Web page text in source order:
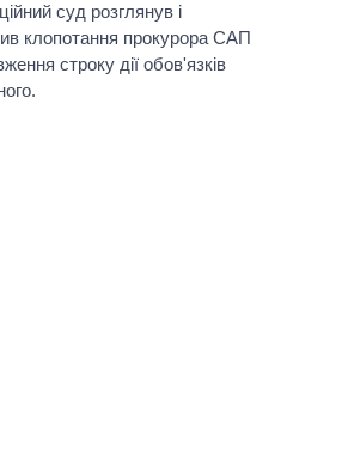
І ОФІС
ВІДЕО
ПІДТРИМАТИ
суд розглянув і
клопотання прокурора САП
строку дії обов'язків